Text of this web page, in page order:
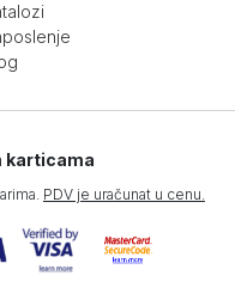
karticama
PDV je uračunat u cenu.